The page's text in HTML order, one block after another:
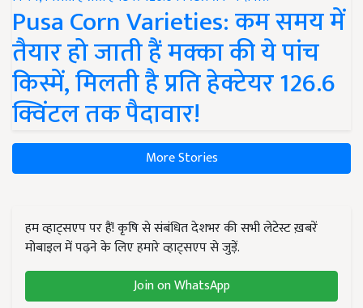
Pusa Corn Varieties: कम समय में
तैयार हो जाती हैं मक्का की ये पांच
किस्में, मिलती है प्रति हेक्टेयर 126.6
क्विंटल तक पैदावार!
More Stories
हम व्हाट्सएप पर हैं! कृषि से संबंधित देशभर की सभी लेटेस्ट ख़बरें
मोबाइल में पढ़ने के लिए हमारे व्हाट्सएप से जुड़ें.
Join on WhatsApp